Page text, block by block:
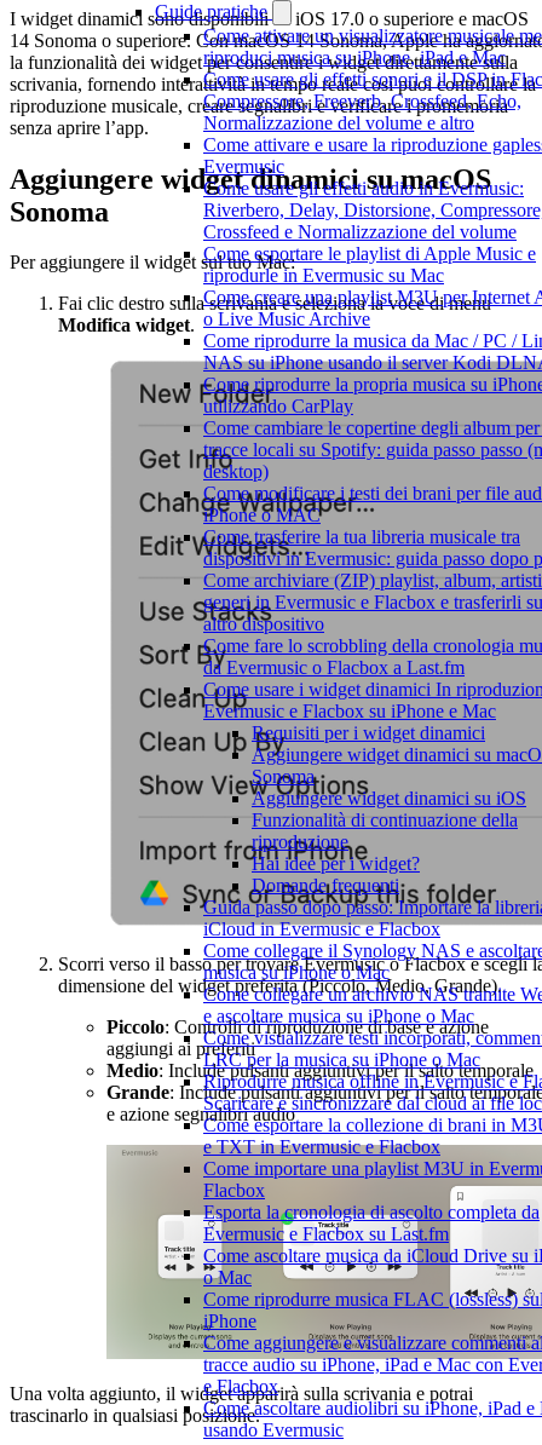
Guide pratiche
Come attivare un visualizzatore musicale
riproduci musica su iPhone, iPad e Mac
Come usare gli effetti sonori e il DSP in
Compressore, Freeverb, Crossfeed, Echo,
Normalizzazione del volume e altro
Come attivare e usare la riproduzione
Evermusic
Come usare gli effetti audio in Evermusic:
Riverbero, Delay, Distorsione,
Crossfeed e Normalizzazione del volume
Come esportare le playlist di Apple Music e
riprodurle in Evermusic su Mac
Come creare una playlist M3U per Internet
o Live Music Archive
Come riprodurre la musica da Mac / PC /
NAS su iPhone usando il server Kodi
Come riprodurre la propria musica su
utilizzando CarPlay
Come cambiare le copertine degli album
tracce locali su Spotify: guida passo passo
desktop)
Come modificare i testi dei brani per file
iPhone o MAC
Come trasferire la tua libreria musicale tra
dispositivi in Evermusic: guida passo dopo
Come archiviare (ZIP) playlist, album,
generi in Evermusic e Flacbox e trasferirli
altro dispositivo
Come fare lo scrobbling della cronologia
da Evermusic o Flacbox a Last.fm
Come usare i widget dinamici In
Evermusic e Flacbox su iPhone e Mac
Requisiti per i widget dinamici
Aggiungere widget dinamici su
Sonoma
Aggiungere widget dinamici su iOS
Funzionalità di continuazione della
riproduzione
Hai idee per i widget?
Domande frequenti
Guida passo dopo passo: Importare la
iCloud in Evermusic e Flacbox
Come collegare il Synology NAS e
musica su iPhone o Mac
Come collegare un archivio NAS tramite
e ascoltare musica su iPhone o Mac
Come visualizzare testi incorporati,
LRC per la musica su iPhone o Mac
Riprodurre musica offline in Evermusic e
Scaricare e sincronizzare dal cloud ai file
Come esportare la collezione di brani in
e TXT in Evermusic e Flacbox
Come importare una playlist M3U in
Flacbox
Esporta la cronologia di ascolto completa da
Evermusic e Flacbox su Last.fm
Come ascoltare musica da iCloud Drive su
o Mac
Come riprodurre musica FLAC (lossless)
iPhone
Come aggiungere e visualizzare commenti
tracce audio su iPhone, iPad e Mac con
e Flacbox
Come ascoltare audiolibri su iPhone, iPad e
usando Evermusic
I widget dinamici sono disponibili su iOS 17.0 o superiore e macOS
14 Sonoma o superiore. Con macOS 14 Sonoma, Apple ha
la funzionalità dei widget per consentire i widget direttamente sulla
scrivania, fornendo interattività in tempo reale così puoi controllare la
riproduzione musicale, creare segnalibri e verificare i promemoria
senza aprire l’app.
Aggiungere widget dinamici su macOS
Sonoma
Per aggiungere il widget sul tuo Mac:
Fai clic destro sulla scrivania e seleziona la voce di menu
Modifica widget.
Scorri verso il basso per trovare Evermusic o Flacbox e scegli
dimensione del widget preferita (Piccolo, Medio, Grande).
Piccolo: Controlli di riproduzione di base e azione
aggiungi ai preferiti
Medio: Include pulsanti aggiuntivi per il salto temporale
Grande: Include pulsanti aggiuntivi per il salto
e azione segnalibri audio
Una volta aggiunto, il widget apparirà sulla scrivania e potrai
trascinarlo in qualsiasi posizione.